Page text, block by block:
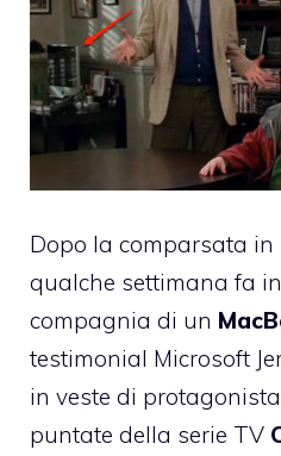
Dopo la comparsata
qualche settimana fa
compagnia di un
testimonial Microsoft
in veste di
puntate della serie TV